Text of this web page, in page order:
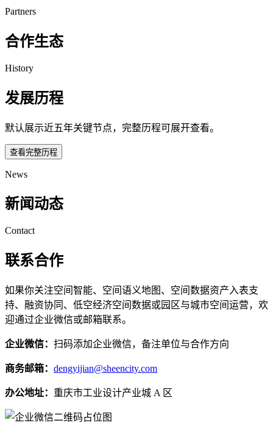
Partners
合作生态
History
发展历程
默认展示近五年关键节点，完整历程可展开查看。
查看完整历程
News
新闻动态
Contact
联系合作
如果你关注空间智能、空间语义地图、空间数据资产入表支
持、融资协同、低空经济空间数据或园区与城市空间运营，欢
迎通过企业微信或邮箱联系。
企业微信： 扫码添加企业微信，备注单位与合作方向
商务邮箱： dengyijian@sheencity.com
办公地址： 重庆市工业设计产业城 A 区